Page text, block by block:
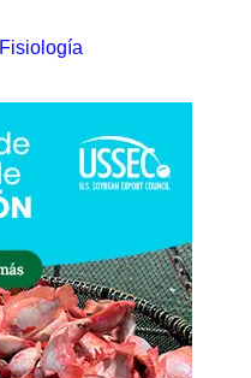
Fisiología